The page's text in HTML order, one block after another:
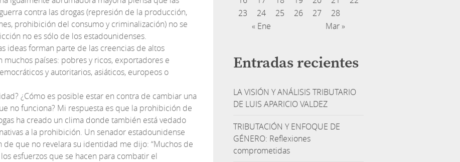
contra las drogas (represión de la producción,
prohibición del consumo y criminalización) no se
no es sólo de los estadounidenses.
ideas forman parte de las creencias de altos
países: pobres y ricos, exportadores e
y autoritarios, asiáticos, europeos o
¿Cómo es posible estar en contra de cambiar una
no funciona? Mi respuesta es que la prohibición de
ha creado un clima donde también está vedado
a la prohibición. Un senador estadounidense
que no revelara su identidad me dijo: “Muchos de
esfuerzos que se hacen para combatir el
« Ene Mar »
23
24 25 26 27 28
Entradas recientes
LA VISIÓN Y ANÁLISIS TRIBUTARIO
DE LUIS APARICIO VALDEZ
TRIBUTACIÓN Y ENFOQUE DE
GÉNERO: Reflexiones
comprometidas